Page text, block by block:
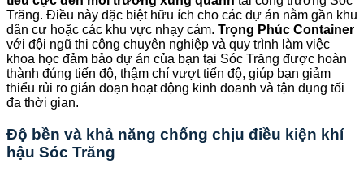
Trăng. Điều này đặc biệt hữu ích cho các dự án nằm gần khu
dân cư hoặc các khu vực nhạy cảm. Trọng Phúc Container
với đội ngũ thi công chuyên nghiệp và quy trình làm việc
khoa học đảm bảo dự án của bạn tại Sóc Trăng được hoàn
thành đúng tiến độ, thậm chí vượt tiến độ, giúp bạn giảm
thiểu rủi ro gián đoạn hoạt động kinh doanh và tận dụng tối
đa thời gian.
Độ bền và khả năng chống chịu điều kiện khí
hậu Sóc Trăng